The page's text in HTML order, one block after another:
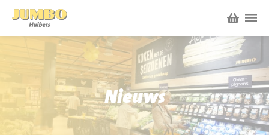
Winkels
P.W.A. Park
Bruïneplein
Nieuws Nieuws